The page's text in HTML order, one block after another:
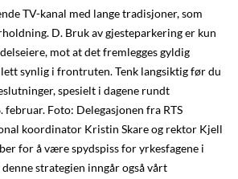
TV-kanal med lange tradisjoner, som
D. Bruk av gjesteparkering er kun
mot at det fremlegges gyldig
synlig i frontruten. Tenk langsiktig før du
spesielt i dagene rundt
Foto: Delegasjonen fra RTS
koordinator Kristin Skare og rektor Kjell
for å være spydspiss for yrkesfagene i
denne strategien inngår også vårt